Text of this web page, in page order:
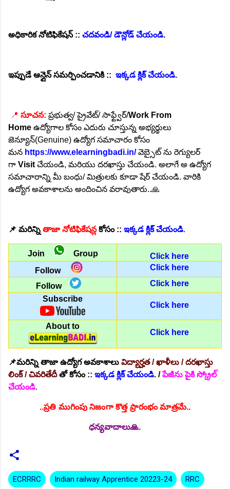
అధికారిక నోటిఫికేషన్ :: చదవండి/ డౌన్లోడ్ చేయండి.
ఇప్పుడే ఆన్లైన్ సమర్పించడానికి :: ఇక్కడ క్లిక్ చేయండి.
📍 సూచన: ప్రభుత్వ/ ప్రైవేట్/ సాఫ్ట్వేర్/Work From
Home ఉద్యోగాల కోసం ఎదురు చూస్తున్న అభ్యర్థులు
జెన్యూన్(Genuine) ఉద్యోగ సమాచారం కోసం
మన https://www.elearningbadi.in/ వెబ్సైట్ ను రెగ్యులర్
గా Visitచేయండి, మరియు దరఖాస్తు చేయండి. అలాగే అ ఉద్యోగ
సమాచారాన్ని మీ బంధు/ మిత్రులకు కూడా షేర్ చేయండి. వారికి
ఉద్యోగ అవకాశాలను అందించిన వరావుతారు..🙏
📌 మరిన్ని తాజా నోటిఫికేషన్లకోసం :: ఇక్కడ క్లిక్ చేయండి.
Join Group
Click here
Follow
Click here
Follow
Click here
Subscribe
Click here
About to
Click here
📌మరిన్ని తాజా ఉద్యోగ అవకాశాలు విద్యార్హత / ఖాళీలు / దరఖాస్తు
లింక్ / చివరితేదీతోకోసం :: ఇక్కడ క్లిక్ చేయండి. /పేజీను పైకి స్క్రోల్
చేయండి.
..ప్రతి ముగింపు నిజంగా కొత్త ప్రారంభం మాత్రమే..
ధన్యవాదాలు🙏.
ECRRRC Indian railway Apprentice 20223-24 RRC